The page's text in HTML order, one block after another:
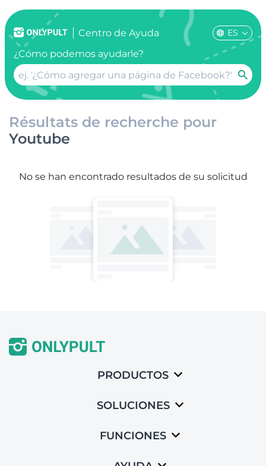
Centro de Ayuda ES
¿Cómo podemos ayudarle?
Résultats de recherche pour
Youtube
No se han encontrado resultados de su solicitud
PRODUCTOS
SOLUCIONES
FUNCIONES